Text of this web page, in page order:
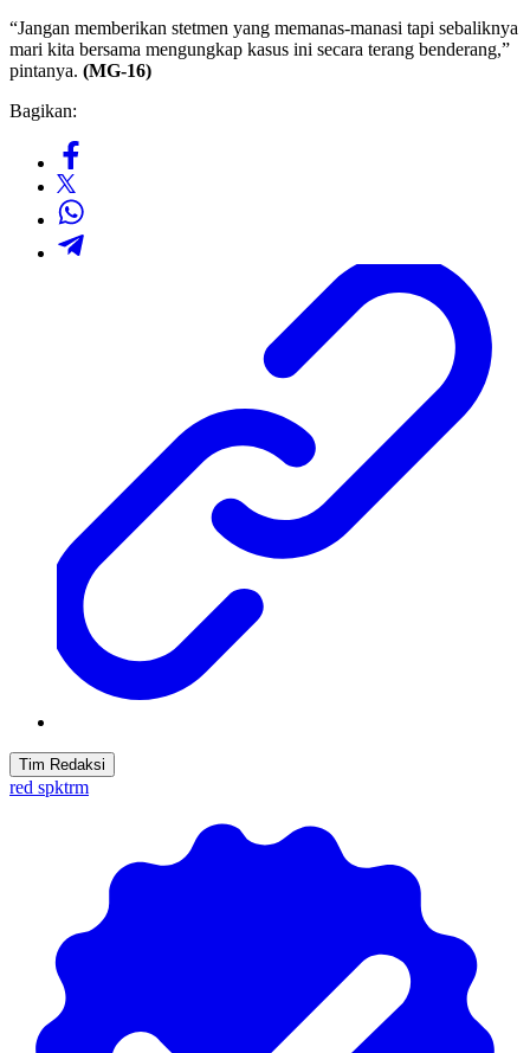
“Jangan memberikan stetmen yang memanas-manasi tapi sebaliknya
mari kita bersama mengungkap kasus ini secara terang benderang,”
pintanya. (MG-16)
Bagikan:
Tim Redaksi
red spktrm